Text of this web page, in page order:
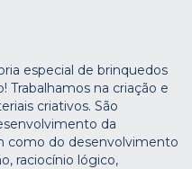
especial de brinquedos
Trabalhamos na criação e
criativos. São
da
como do desenvolvimento
raciocínio lógico,